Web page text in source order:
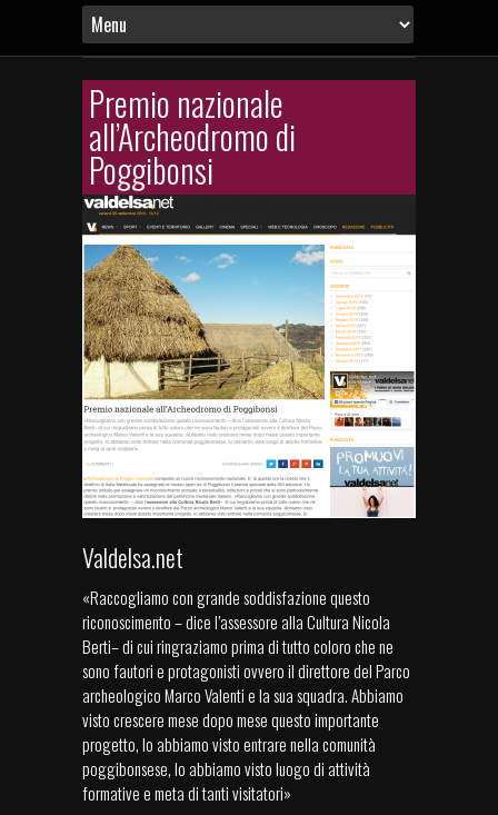
Premio nazionale
all’Archeodromo di
Poggibonsi
Valdelsa.net
«Raccogliamo con grande soddisfazione questo
riconoscimento – dice l’assessore alla Cultura Nicola
Berti– di cui ringraziamo prima di tutto coloro che ne
sono fautori e protagonisti ovvero il direttore del Parco
archeologico Marco Valenti e la sua squadra. Abbiamo
visto crescere mese dopo mese questo importante
progetto, lo abbiamo visto entrare nella comunità
poggibonsese, lo abbiamo visto luogo di attività
formative e meta di tanti visitatori»